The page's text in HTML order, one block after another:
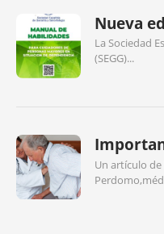
Nueva
La Sociedad
(SEGG)...
Un artículo